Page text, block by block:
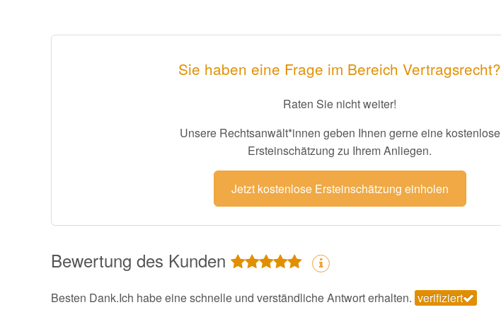
Sie haben eine Frage im Bereich Vertragsrecht?
Raten Sie nicht weiter!
Unsere Rechtsanwält*innen geben Ihnen gerne eine kostenlose
Ersteinschätzung zu Ihrem Anliegen.
Jetzt kostenlose Ersteinschätzung einholen
Bewertung des Kunden
Besten Dank.Ich habe eine schnelle und verständliche Antwort erhalten. verifiziert